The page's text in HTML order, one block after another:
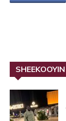
SHEEKOOYIN